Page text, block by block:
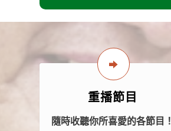
重播節目
隨時收聽你所喜愛的各節目！